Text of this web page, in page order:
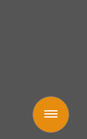
Toggle
navigation